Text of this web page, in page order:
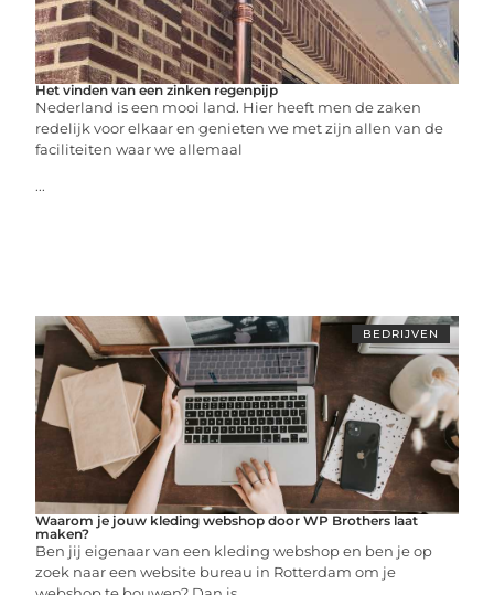
Het vinden van een zinken regenpijp
Nederland is een mooi land. Hier heeft men de zaken
redelijk voor elkaar en genieten we met zijn allen van de
faciliteiten waar we allemaal
...
BEDRIJVEN
Waarom je jouw kleding webshop door WP Brothers laat
maken?
Ben jij eigenaar van een kleding webshop en ben je op
zoek naar een website bureau in Rotterdam om je